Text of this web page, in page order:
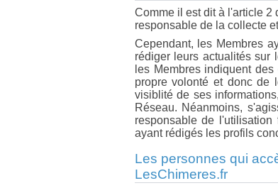
Comme il est dit à l'article 2
responsable de la collecte
Cependant, les Membres
rédiger leurs actualités sur
les Membres indiquent
propre volonté et donc de
visiblité de ses
Réseau. Néanmoins,
responsable de
ayant rédigés les profils
Les personnes qui
LesChimeres.fr